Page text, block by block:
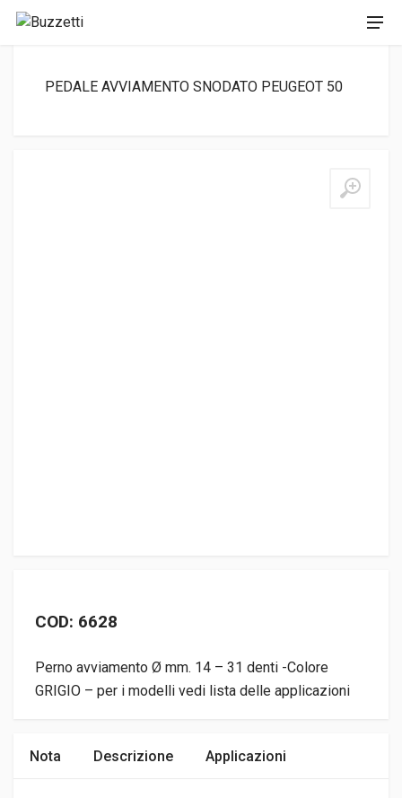
PEDALE AVVIAMENTO SNODATO PEUGEOT 50
COD: 6628
Perno avviamento Ø mm. 14 – 31 denti -Colore
GRIGIO – per i modelli vedi lista delle applicazioni
Nota Descrizione Applicazioni